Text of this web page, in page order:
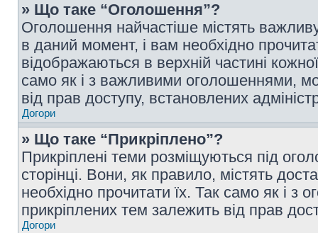
» Що таке “Оголошення”?
Оголошення найчастіше містять
в даний момент, і вам необхідно
відображаються в верхній частині
само як і з важливими оголошеннями,
від прав доступу, встановлених
Догори
» Що таке “Прикріплено”?
Прикріплені теми розміщуються під
сторінці. Вони, як правило, містять
необхідно прочитати їх. Так само як і
прикріплених тем залежить від прав
Догори